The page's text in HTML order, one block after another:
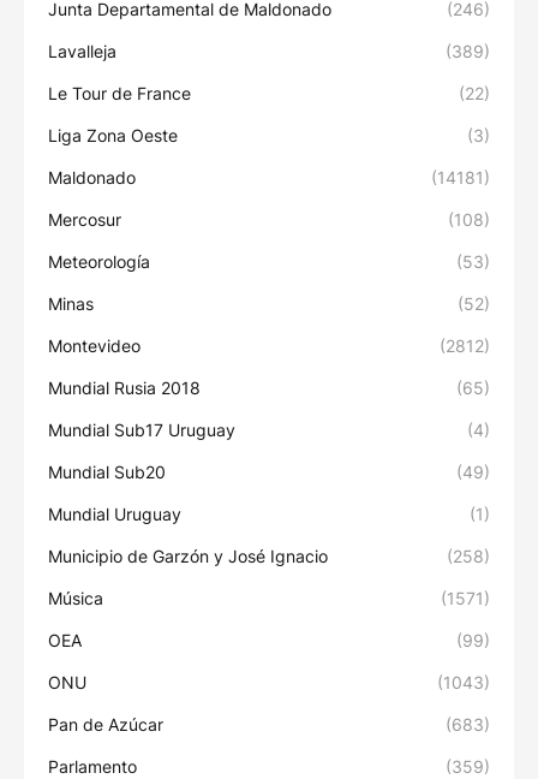
Junta Departamental de Maldonado (246)
Lavalleja (389)
Le Tour de France (22)
Liga Zona Oeste (3)
Maldonado (14181)
Mercosur (108)
Meteorología (53)
Minas (52)
Montevideo (2812)
Mundial Rusia 2018 (65)
Mundial Sub17 Uruguay (4)
Mundial Sub20 (49)
Mundial Uruguay (1)
Municipio de Garzón y José Ignacio (258)
Música (1571)
OEA (99)
ONU (1043)
Pan de Azúcar (683)
Parlamento (359)